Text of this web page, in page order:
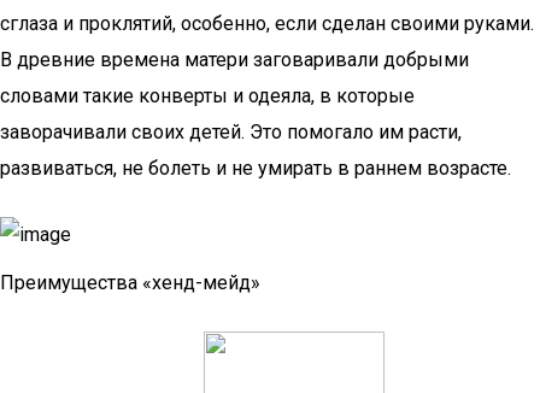
сглаза и проклятий, особенно, если сделан своими руками.
В древние времена матери заговаривали добрыми
словами такие конверты и одеяла, в которые
заворачивали своих детей. Это помогало им расти,
развиваться, не болеть и не умирать в раннем возрасте.
Преимущества «хенд-мейд»